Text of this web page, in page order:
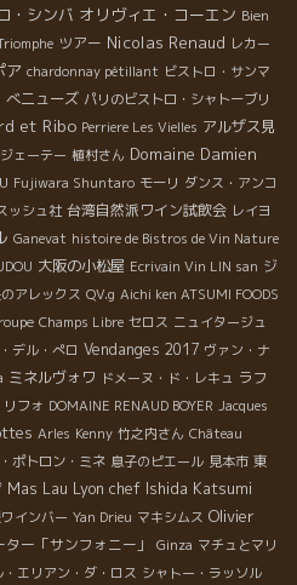
・シンバ オリヴィエ・コーエン Bien
ツアー Nicolas Renaud レカー
ア chardonnay pétillant ビストロ・サンマ
べニューズ パリのビストロ・シャトーブリ
et Ribo Perriere Les Vielles アルザス見
ジェーテー 植村さん Domaine Damien
Fujiwara Shuntaro モーリ ダンス・アンコ
ッシュ社 台湾自然派ワイン試飲会 レイヨ
Ganevat histoire de Bistros de Vin Nature
大阪の小松屋 Ecrivain Vin LIN san ジ
アレックス QV.g Aichi ken ATSUMI FOODS
Champs Libre セロス ニュイタージュ
デル・ぺロ Vendanges 2017 ヴァン・ナ
ミネルヴォワ ドメーヌ・ド・レキュ ラフ
フォ DOMAINE RENAUD BOYER Jacques
Arles Kenny 竹之内さん Château
ポトロン・ミネ 息子のピエール 見本市 東
Mas Lau Lyon chef Ishida Katsumi
インバー Yan Drieu マキシムス Olivier
ター「サンフォニー」 Ginza マチュとマリ
エリアン・ダ・ロス シャトー・ラッソル